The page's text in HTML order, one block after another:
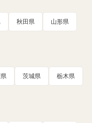
秋田県 山形県
茨城県 栃木県